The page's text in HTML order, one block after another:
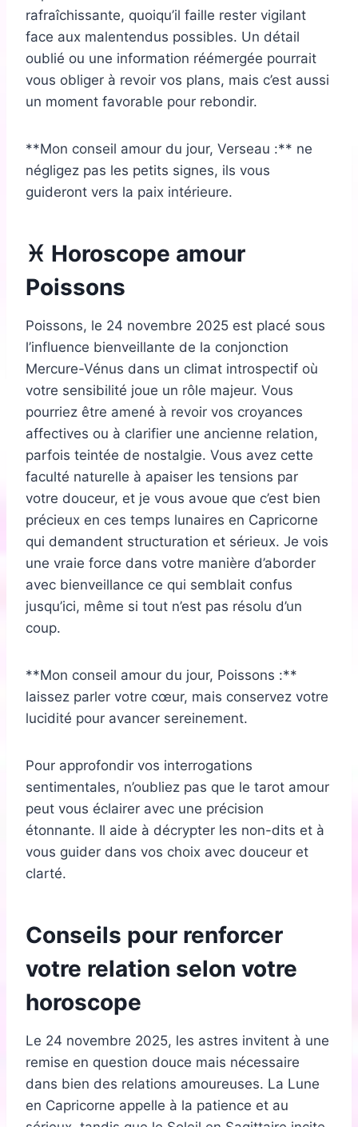
rafraîchissante, quoiqu’il faille rester vigilant
face aux malentendus possibles. Un détail
oublié ou une information réémergée pourrait
vous obliger à revoir vos plans, mais c’est aussi
un moment favorable pour rebondir.
**Mon conseil amour du jour, Verseau :** ne
négligez pas les petits signes, ils vous
guideront vers la paix intérieure.
♓ Horoscope amour
Poissons
Poissons, le 24 novembre 2025 est placé sous
l’influence bienveillante de la conjonction
Mercure-Vénus dans un climat introspectif où
votre sensibilité joue un rôle majeur. Vous
pourriez être amené à revoir vos croyances
affectives ou à clarifier une ancienne relation,
parfois teintée de nostalgie. Vous avez cette
faculté naturelle à apaiser les tensions par
votre douceur, et je vous avoue que c’est bien
précieux en ces temps lunaires en Capricorne
qui demandent structuration et sérieux. Je vois
une vraie force dans votre manière d’aborder
avec bienveillance ce qui semblait confus
jusqu’ici, même si tout n’est pas résolu d’un
coup.
**Mon conseil amour du jour, Poissons :**
laissez parler votre cœur, mais conservez votre
lucidité pour avancer sereinement.
Pour approfondir vos interrogations
sentimentales, n’oubliez pas que le tarot amour
peut vous éclairer avec une précision
étonnante. Il aide à décrypter les non-dits et à
vous guider dans vos choix avec douceur et
clarté.
Conseils pour renforcer
votre relation selon votre
horoscope
Le 24 novembre 2025, les astres invitent à une
remise en question douce mais nécessaire
dans bien des relations amoureuses. La Lune
en Capricorne appelle à la patience et au